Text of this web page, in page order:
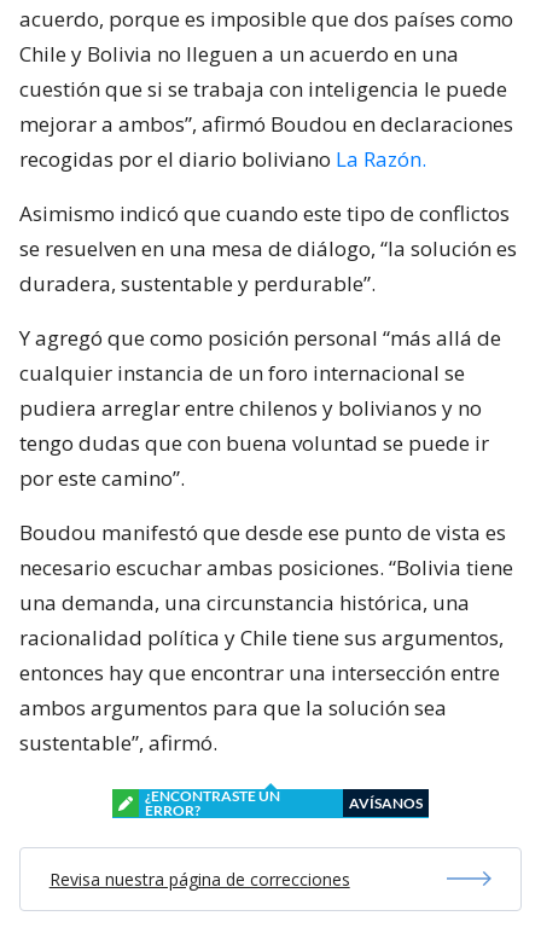
acuerdo, porque es imposible que dos países como
Chile y Bolivia no lleguen a un acuerdo en una
cuestión que si se trabaja con inteligencia le puede
mejorar a ambos”, afirmó Boudou en declaraciones
recogidas por el diario boliviano La Razón.
Asimismo indicó que cuando este tipo de conflictos
se resuelven en una mesa de diálogo, “la solución es
duradera, sustentable y perdurable”.
Y agregó que como posición personal “más allá de
cualquier instancia de un foro internacional se
pudiera arreglar entre chilenos y bolivianos y no
tengo dudas que con buena voluntad se puede ir
por este camino”.
Boudou manifestó que desde ese punto de vista es
necesario escuchar ambas posiciones. “Bolivia tiene
una demanda, una circunstancia histórica, una
racionalidad política y Chile tiene sus argumentos,
entonces hay que encontrar una intersección entre
ambos argumentos para que la solución sea
sustentable”, afirmó.
¿ENCONTRASTE UN
ERROR?
AVÍSANOS
Revisa nuestra página de correcciones